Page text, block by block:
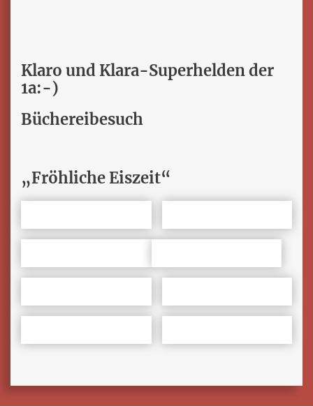
Klaro und Klara-Superhelden der
1a:-)
Büchereibesuch
„Fröhliche Eiszeit“